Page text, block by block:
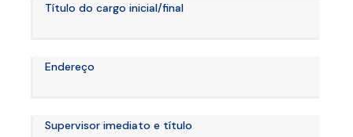
Título do cargo inicial/final
Endereço
Supervisor imediato e título